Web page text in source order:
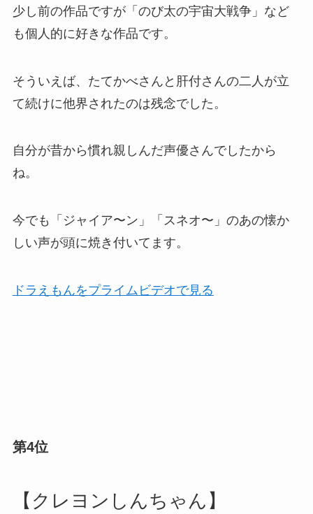
少し前の作品ですが「のび太の宇宙大戦争」など
も個人的に好きな作品です。
そういえば、たてかべさんと肝付さんの二人が立
て続けに他界されたのは残念でした。
自分が昔から慣れ親しんだ声優さんでしたから
ね。
今でも「ジャイア〜ン」「スネオ〜」のあの懐か
しい声が頭に焼き付いてます。
ドラえもんをプライムビデオで見る
第4位
【クレヨンしんちゃん】